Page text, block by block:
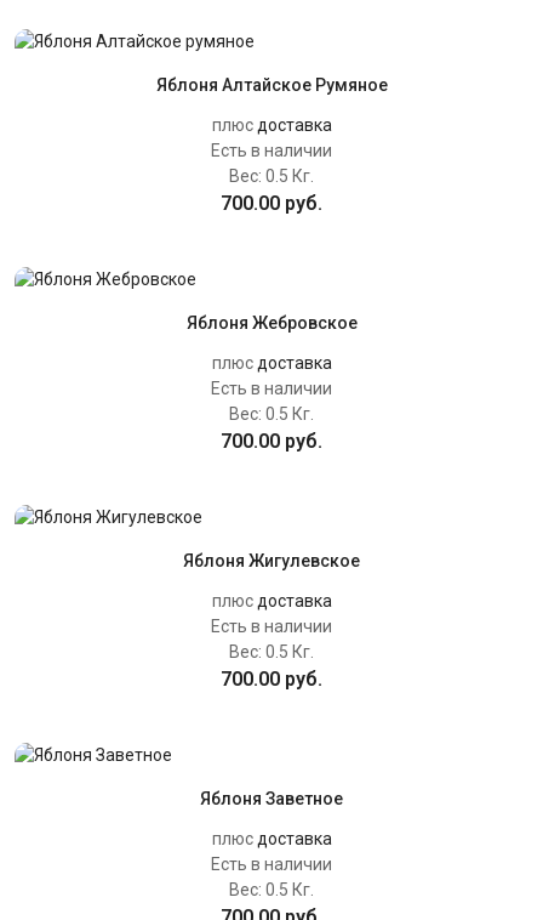
Яблоня Алтайское Румяное
плюс доставка
Есть в наличии
Вес: 0.5 Кг.
700.00 руб.
Яблоня Жебровское
плюс доставка
Есть в наличии
Вес: 0.5 Кг.
700.00 руб.
Яблоня Жигулевское
плюс доставка
Есть в наличии
Вес: 0.5 Кг.
700.00 руб.
Яблоня Заветное
плюс доставка
Есть в наличии
Вес: 0.5 Кг.